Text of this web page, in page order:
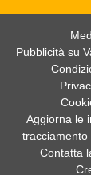
Pubblicità su
Aggiorna le
tracciamento
Contatta